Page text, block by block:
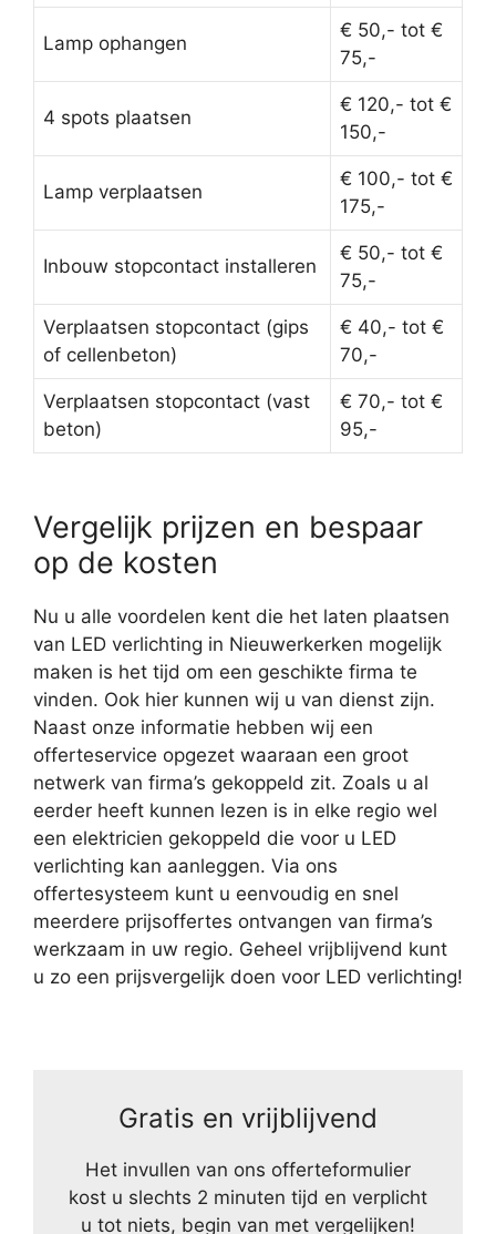
Lamp ophangen
€ 50,- tot €
75,-
4 spots plaatsen
€ 120,- tot €
150,-
Lamp verplaatsen
€ 100,- tot €
175,-
Inbouw stopcontact installeren
€ 50,- tot €
75,-
Verplaatsen stopcontact (gips
of cellenbeton)
€ 40,- tot €
70,-
Verplaatsen stopcontact (vast
beton)
€ 70,- tot €
95,-
Vergelijk prijzen en bespaar
op de kosten
Nu u alle voordelen kent die het laten plaatsen
van LED verlichting in Nieuwerkerken mogelijk
maken is het tijd om een geschikte firma te
vinden. Ook hier kunnen wij u van dienst zijn.
Naast onze informatie hebben wij een
offerteservice opgezet waaraan een groot
netwerk van firma’s gekoppeld zit. Zoals u al
eerder heeft kunnen lezen is in elke regio wel
een elektricien gekoppeld die voor u LED
verlichting kan aanleggen. Via ons
offertesysteem kunt u eenvoudig en snel
meerdere prijsoffertes ontvangen van firma’s
werkzaam in uw regio. Geheel vrijblijvend kunt
u zo een prijsvergelijk doen voor LED verlichting!
Gratis en vrijblijvend
Het invullen van ons offerteformulier
kost u slechts 2 minuten tijd en verplicht
u tot niets, begin van met vergelijken!